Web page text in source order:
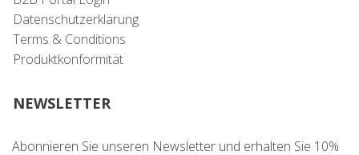
Datenschutzerklärung
Terms & Conditions
Produktkonformität
NEWSLETTER
Abonnieren Sie unseren Newsletter und erhalten Sie 10%